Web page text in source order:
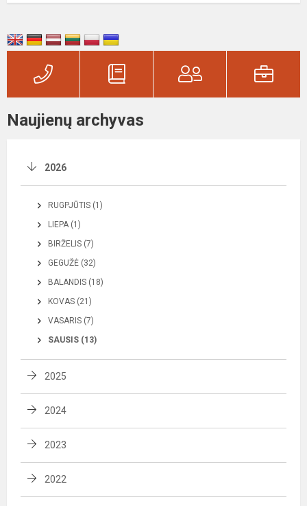
Naujienų archyvas
2026
RUGPJŪTIS (1)
LIEPA (1)
BIRŽELIS (7)
GEGUŽĖ (32)
BALANDIS (18)
KOVAS (21)
VASARIS (7)
SAUSIS (13)
2025
2024
2023
2022